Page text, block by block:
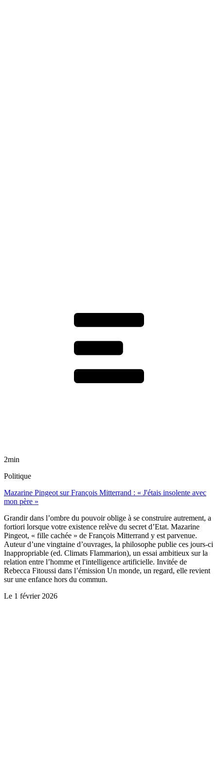
2min
Politique
Mazarine Pingeot sur François Mitterrand : « J'étais insolente avec
mon père »
Grandir dans l’ombre du pouvoir oblige à se construire autrement, a
fortiori lorsque votre existence relève du secret d’Etat. Mazarine
Pingeot, « fille cachée » de François Mitterrand y est parvenue.
Auteur d’une vingtaine d’ouvrages, la philosophe publie ces jours-ci
Inappropriable (ed. Climats Flammarion), un essai ambitieux sur la
relation entre l’homme et l'intelligence artificielle. Invitée de
Rebecca Fitoussi dans l’émission Un monde, un regard, elle revient
sur une enfance hors du commun.
Le 1 février 2026